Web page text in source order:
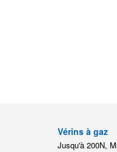
Vérins à gaz
Jusqu'à 200N,